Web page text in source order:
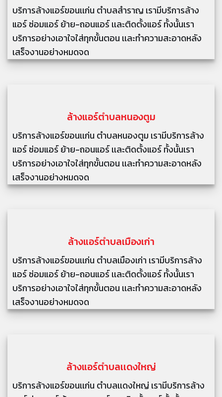
บริการล้างแอร์ขอนเเก่น ตำบลสำราญ เรามีบริการล้าง
แอร์ ซ่อมแอร์ ย้าย-ถอนแอร์ เเละติดตั้งแอร์ ทั้งนั้นเรา
บริการอย่างเอาใจใส่ทุกขั้นตอน เเละทำความสะอาดหลัง
เสร็จงานอย่างหมดจด
ล้างแอร์ตำบลหนองตูม
บริการล้างแอร์ขอนเเก่น ตำบลหนองตูม เรามีบริการล้าง
แอร์ ซ่อมแอร์ ย้าย-ถอนแอร์ เเละติดตั้งแอร์ ทั้งนั้นเรา
บริการอย่างเอาใจใส่ทุกขั้นตอน เเละทำความสะอาดหลัง
เสร็จงานอย่างหมดจด
ล้างแอร์ตำบลเมืองเก่า
บริการล้างแอร์ขอนเเก่น ตำบลเมืองเก่า เรามีบริการล้าง
แอร์ ซ่อมแอร์ ย้าย-ถอนแอร์ เเละติดตั้งแอร์ ทั้งนั้นเรา
บริการอย่างเอาใจใส่ทุกขั้นตอน เเละทำความสะอาดหลัง
เสร็จงานอย่างหมดจด
ล้างแอร์ตำบลเเดงใหญ่
บริการล้างแอร์ขอนเเก่น ตำบลเเดงใหญ่ เรามีบริการล้าง